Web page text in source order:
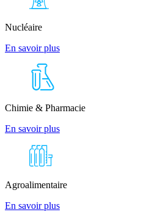
Nucléaire
En savoir plus
Chimie & Pharmacie
En savoir plus
Agroalimentaire
En savoir plus